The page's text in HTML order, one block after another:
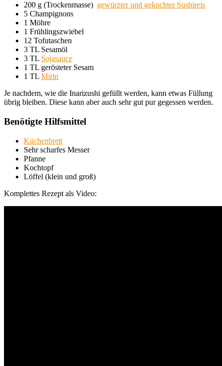
200 g (Trockenmasse) gewürzter und gekochter Sushireis
5 Champignons
1 Möhre
1 Frühlingszwiebel
12 Tofutaschen
3 TL Sesamöl
3 TL Sojasauce
1 TL gerösteter Sesam
1 TL Mirin
Je nachdem, wie die Inarizushi gefüllt werden, kann etwas Füllung
übrig bleiben. Diese kann aber auch sehr gut pur gegessen werden.
Benötigte Hilfsmittel
Küchenbrett
Sehr scharfes Messer
Pfanne
Kochtopf
Löffel (klein und groß)
Komplettes Rezept als Video: